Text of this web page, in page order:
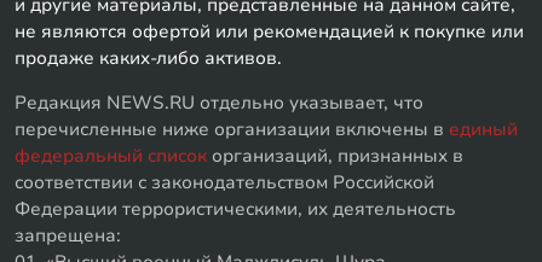
и другие материалы, представленные на данном сайте,
не являются офертой или рекомендацией к покупке или
продаже каких-либо активов.
Редакция NEWS.RU отдельно указывает, что
перечисленные ниже организации включены в единый
федеральный список организаций, признанных в
соответствии с законодательством Российской
Федерации террористическими, их деятельность
запрещена: